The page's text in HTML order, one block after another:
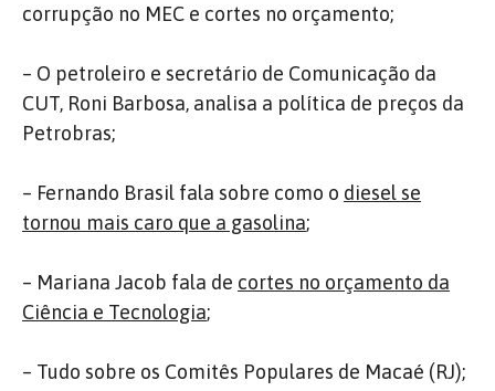
corrupção no MEC e cortes no orçamento;
– O petroleiro e secretário de Comunicação da
CUT, Roni Barbosa, analisa a política de preços da
Petrobras;
– Fernando Brasil fala sobre como o diesel se
tornou mais caro que a gasolina;
– Mariana Jacob fala de cortes no orçamento da
Ciência e Tecnologia;
– Tudo sobre os Comitês Populares de Macaé (RJ);